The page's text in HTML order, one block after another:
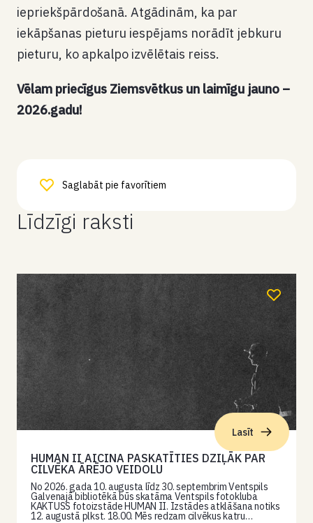
iepriekšpārdošanā. Atgādinām, ka par
iekāpšanas pieturu iespējams norādīt jebkuru
pieturu, ko apkalpo izvēlētais reiss.
Vēlam priecīgus Ziemsvētkus un laimīgu jauno –
2026.gadu!
Saglabāt pie favorītiem
Līdzīgi raksti
Lasīt
HUMAN II AICINA PASKATĪTIES DZIĻĀK PAR
CILVĒKA ĀRĒJO VEIDOLU
No 2026. gada 10. augusta līdz 30. septembrim Ventspils
Galvenajā bibliotēkā būs skatāma Ventspils fotokluba
KAKTUSS fotoizstāde HUMAN II. Izstādes atklāšana notiks
12. augustā plkst. 18.00. Mēs redzam cilvēkus katru…